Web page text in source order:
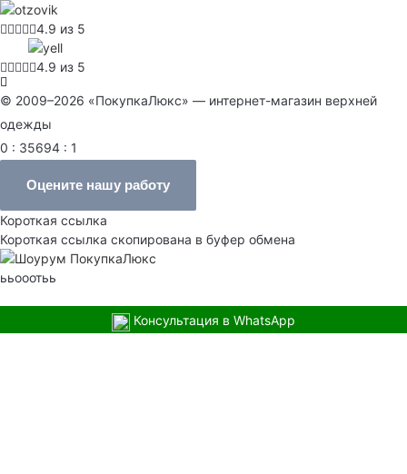
4.9 из 5
4.9 из 5
© 2009–2026 «ПокупкаЛюкс» — интернет-магазин верхней
одежды
0 : 35694 : 1
Оцените нашу работу
Короткая ссылка
Короткая ссылка скопирована в буфер обмена
ььооотьь
Консультация в WhatsApp